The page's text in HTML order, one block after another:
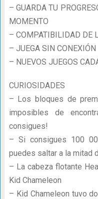
– GUARDA TU
MOMENTO
– COMPATIBILIDAD DE
– JUEGA SIN CONEXIÓN
– NUEVOS JUEGOS
CURIOSIDADES
– Los bloques de
imposibles de
consigues!
– Si consigues 100
puedes saltar a la mitad
– La cabeza flotante
Kid Chameleon
– Kid Chameleon tuvo